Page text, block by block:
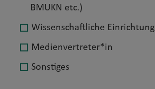
BMUKN etc.)
Wissenschaftliche Einrichtung
Medienvertreter*in
Sonstiges